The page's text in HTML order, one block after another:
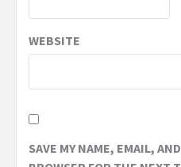
WEBSITE
SAVE MY NAME, EMAIL,